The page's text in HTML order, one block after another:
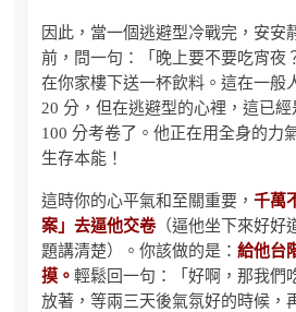
因此，當一個逃避型冷戰完，安安
前，問一句：「晚上要不要吃宵夜
在你家樓下送一杯飲料。這在一般
20 分，但在逃避型的心裡，這已
100 分考卷了。他正在用全身的力
生存本能！
這時你的心平氣和至關重要，千萬
案」去逼他交卷（逼他坐下來好好
題講清楚）。你該做的是：給他台
摸。輕鬆回一句：「好啊，那我們
放著，等兩三天後氣氛好的時候，